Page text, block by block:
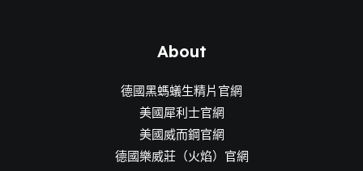
About
德國黑螞蟻生精片官網
美國犀利士官網
美國威而鋼官網
德國樂威莊（火焰）官網